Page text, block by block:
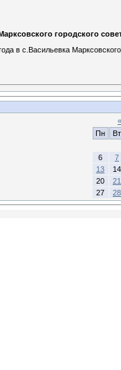
городского
в с.Васильевка
«
Пн
Вт
6
7
13
14
20
21
27
28